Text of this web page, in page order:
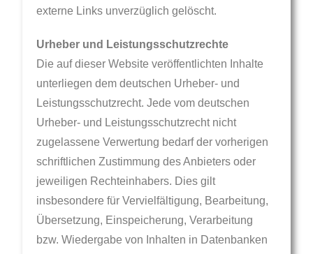
externe Links unverzüglich gelöscht.
Urheber und Leistungsschutzrechte
Die auf dieser Website veröffentlichten Inhalte
unterliegen dem deutschen Urheber- und
Leistungsschutzrecht. Jede vom deutschen
Urheber- und Leistungsschutzrecht nicht
zugelassene Verwertung bedarf der vorherigen
schriftlichen Zustimmung des Anbieters oder
jeweiligen Rechteinhabers. Dies gilt
insbesondere für Vervielfältigung, Bearbeitung,
Übersetzung, Einspeicherung, Verarbeitung
bzw. Wiedergabe von Inhalten in Datenbanken